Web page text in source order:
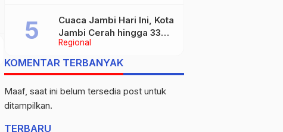
Regional
Cuaca Jambi Hari Ini, Kota
Jambi Cerah hingga 33
Derajat Celsius
KOMENTAR TERBANYAK
Maaf, saat ini belum tersedia post untuk
ditampilkan.
TERBARU